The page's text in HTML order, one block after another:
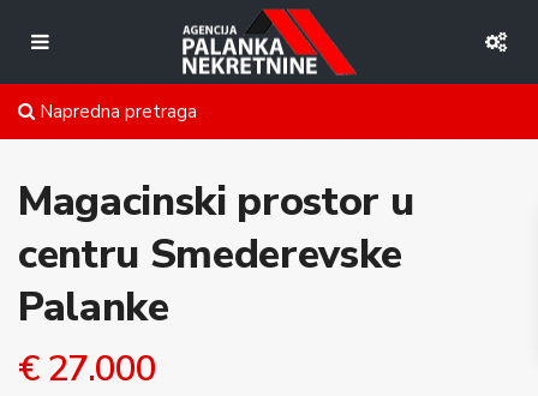
Napredna pretraga
Magacinski prostor u
centru Smederevske
Palanke
€ 27.000